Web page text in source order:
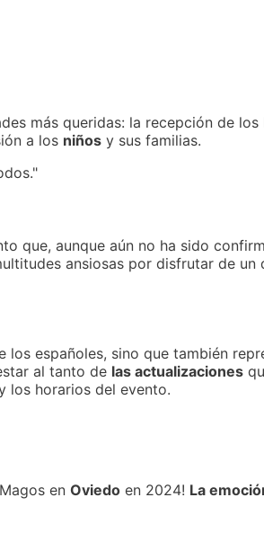
más queridas: la recepción de los
a los niños y sus familias.
que, aunque aún no ha sido
ansiosas por disfrutar de un
españoles, sino que también
al tanto de las actualizaciones
los horarios del evento.
en Oviedo en 2024! La